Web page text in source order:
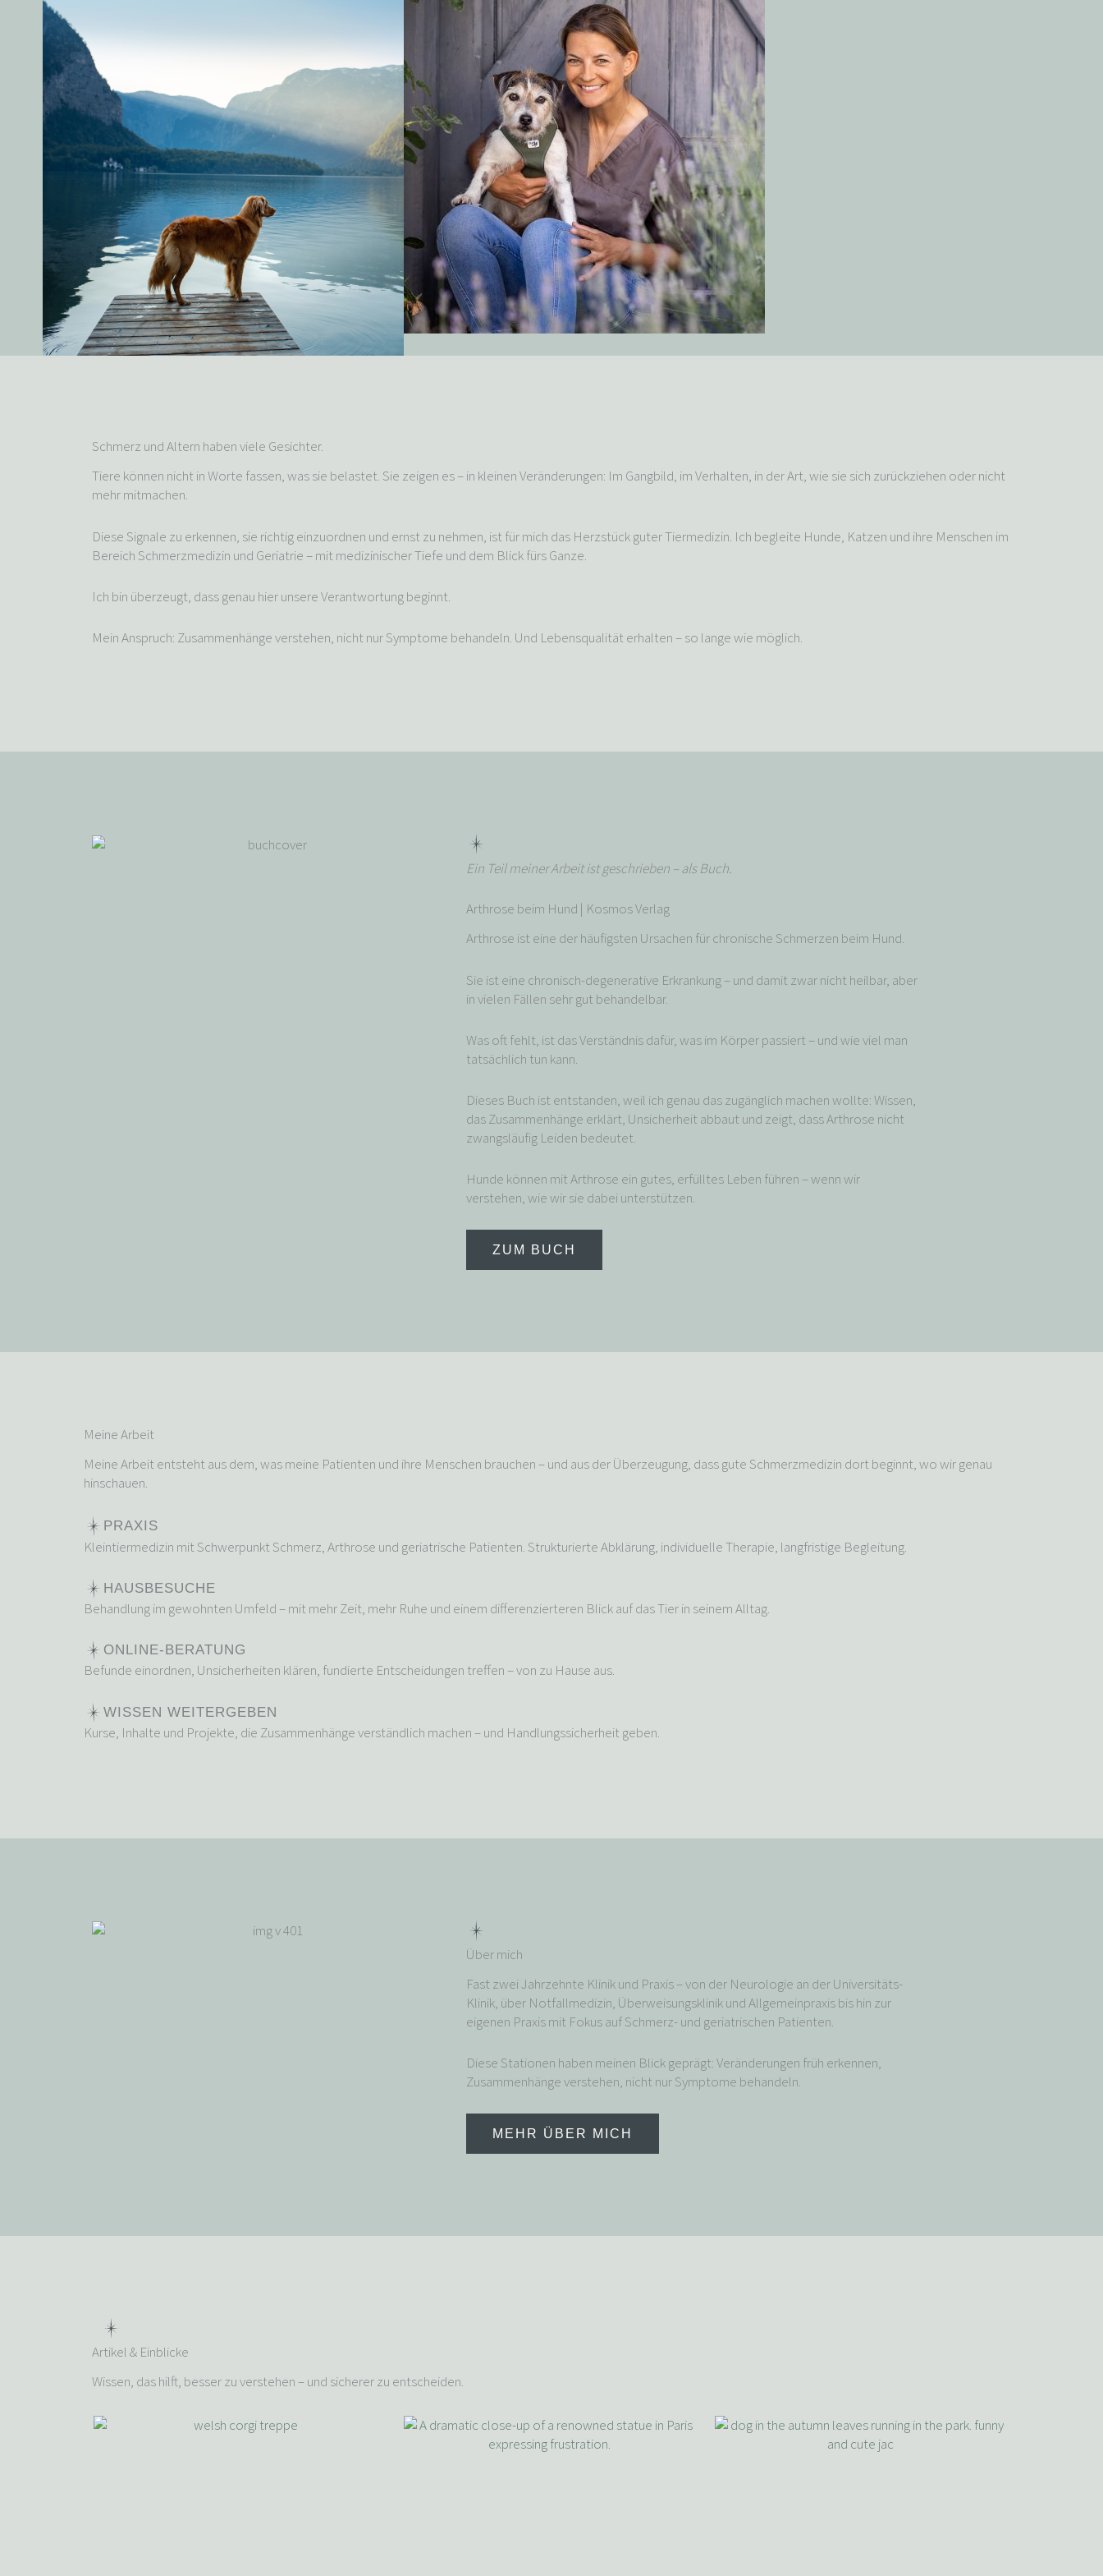
Schmerz und Altern haben viele Gesichter.
Tiere können nicht in Worte fassen, was sie belastet. Sie zeigen es – in kleinen Veränderungen: Im Gangbild, im Verhalten, in der Art, wie sie sich zurückziehen oder nicht
mehr mitmachen.
Diese Signale zu erkennen, sie richtig einzuordnen und ernst zu nehmen, ist für mich das Herzstück guter Tiermedizin. Ich begleite Hunde, Katzen und ihre Menschen im
Bereich Schmerzmedizin und Geriatrie – mit medizinischer Tiefe und dem Blick fürs Ganze.
Ich bin überzeugt, dass genau hier unsere Verantwortung beginnt.
Mein Anspruch: Zusammenhänge verstehen, nicht nur Symptome behandeln. Und Lebensqualität erhalten – so lange wie möglich.
Ein Teil meiner Arbeit ist geschrieben – als Buch.
Arthrose beim Hund | Kosmos Verlag
Arthrose ist eine der häufigsten Ursachen für chronische Schmerzen beim Hund.
Sie ist eine chronisch-degenerative Erkrankung – und damit zwar nicht heilbar, aber
in vielen Fällen sehr gut behandelbar.
Was oft fehlt, ist das Verständnis dafür, was im Körper passiert – und wie viel man
tatsächlich tun kann.
Dieses Buch ist entstanden, weil ich genau das zugänglich machen wollte: Wissen,
das Zusammenhänge erklärt, Unsicherheit abbaut und zeigt, dass Arthrose nicht
zwangsläufig Leiden bedeutet.
Hunde können mit Arthrose ein gutes, erfülltes Leben führen – wenn wir
verstehen, wie wir sie dabei unterstützen.
ZUM BUCH
Meine Arbeit
Meine Arbeit entsteht aus dem, was meine Patienten und ihre Menschen brauchen – und aus der Überzeugung, dass gute Schmerzmedizin dort beginnt, wo wir genau
hinschauen.
PRAXIS
Kleintiermedizin mit Schwerpunkt Schmerz, Arthrose und geriatrische Patienten. Strukturierte Abklärung, individuelle Therapie, langfristige Begleitung.
HAUSBESUCHE
Behandlung im gewohnten Umfeld – mit mehr Zeit, mehr Ruhe und einem differenzierteren Blick auf das Tier in seinem Alltag.
ONLINE-BERATUNG
Befunde einordnen, Unsicherheiten klären, fundierte Entscheidungen treffen – von zu Hause aus.
WISSEN WEITERGEBEN
Kurse, Inhalte und Projekte, die Zusammenhänge verständlich machen – und Handlungssicherheit geben.
Über mich
Fast zwei Jahrzehnte Klinik und Praxis – von der Neurologie an der Universitäts-
Klinik, über Notfallmedizin, Überweisungsklinik und Allgemeinpraxis bis hin zur
eigenen Praxis mit Fokus auf Schmerz- und geriatrischen Patienten.
Diese Stationen haben meinen Blick geprägt: Veränderungen früh erkennen,
Zusammenhänge verstehen, nicht nur Symptome behandeln.
MEHR ÜBER MICH
Artikel & Einblicke
Wissen, das hilft, besser zu verstehen – und sicherer zu entscheiden.